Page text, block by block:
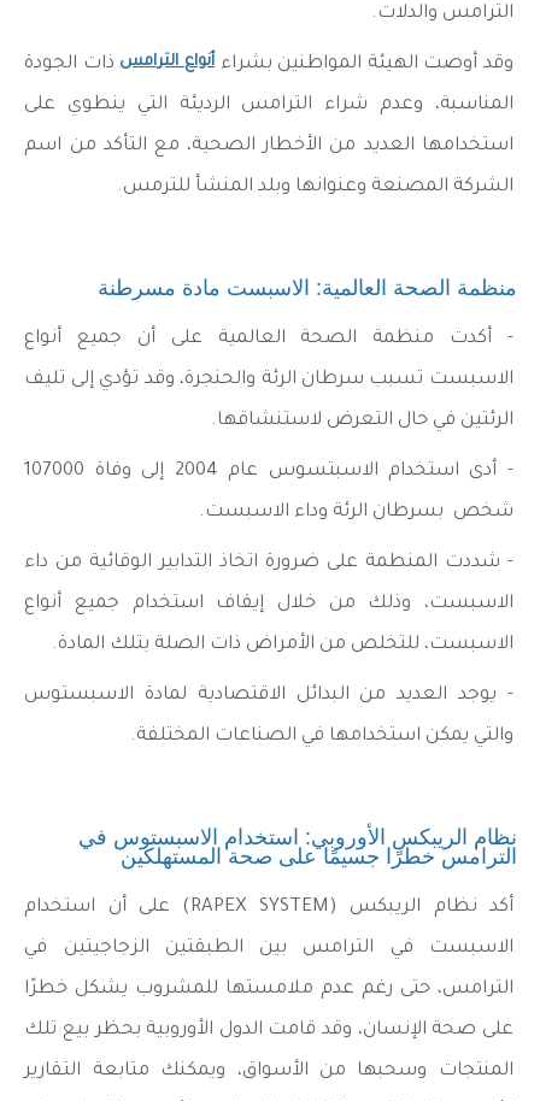
الترامس والدلات.
وقد أوصت الهيئة المواطنين بشراء أنواع الترامسذات الجودة
المناسبة، وعدم شراء الترامس الرديئة التي ينطوي على
استخدامها العديد من الأخطار الصحية، مع التأكد من اسم
الشركة المصنعة وعنوانها وبلد المنشأ للترمس.
منظمة الصحة العالمية: الاسبست مادة مسرطنة
- أكدت منظمة الصحة العالمية على أن جميع أنواع
الاسبست تسبب سرطان الرئة والحنجرة، وقد تؤدي إلى تليف
الرئتين في حال التعرض لاستنشاقها.
- أدى استخدام الاسبتسوس عام 2004 إلى وفاة 107000
شخص بسرطان الرئة وداء الاسبست.
- شددت المنطمة على ضرورة اتخاذ التدابير الوقائية من داء
الاسبست، وذلك من خلال إيقاف استخدام جميع أنواع
الاسبست، للتخلص من الأمراض ذات الصلة بتلك المادة.
- يوجد العديد من البدائل الاقتصادية لمادة الاسبستوس
والتي يمكن استخدامها في الصناعات المختلفة.
نظام الريبكس الأوروبي: استخدام الاسبستوس في
الترامس خطرًا جسيمًا على صحة المستهلكين
أكد نظام الريبكس (RAPEX SYSTEM) على أن استخدام
الاسبست في الترامس بين الطبقتين الزجاجيتين في
الترامس، حتى رغم عدم ملامستها للمشروب يشكل خطرًا
على صحة الإنسان، وقد قامت الدول الأوروبية بحظر بيع تلك
المنتجات وسحبها من الأسواق، ويمكنك متابعة التقارير